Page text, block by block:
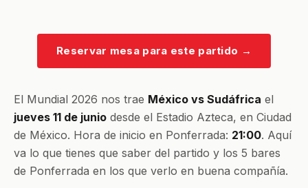
Reservar mesa para este partido →
El Mundial 2026 nos trae México vs Sudáfrica el
jueves 11 de junio desde el Estadio Azteca, en Ciudad
de México. Hora de inicio en Ponferrada: 21:00. Aquí
va lo que tienes que saber del partido y los 5 bares
de Ponferrada en los que verlo en buena compañía.